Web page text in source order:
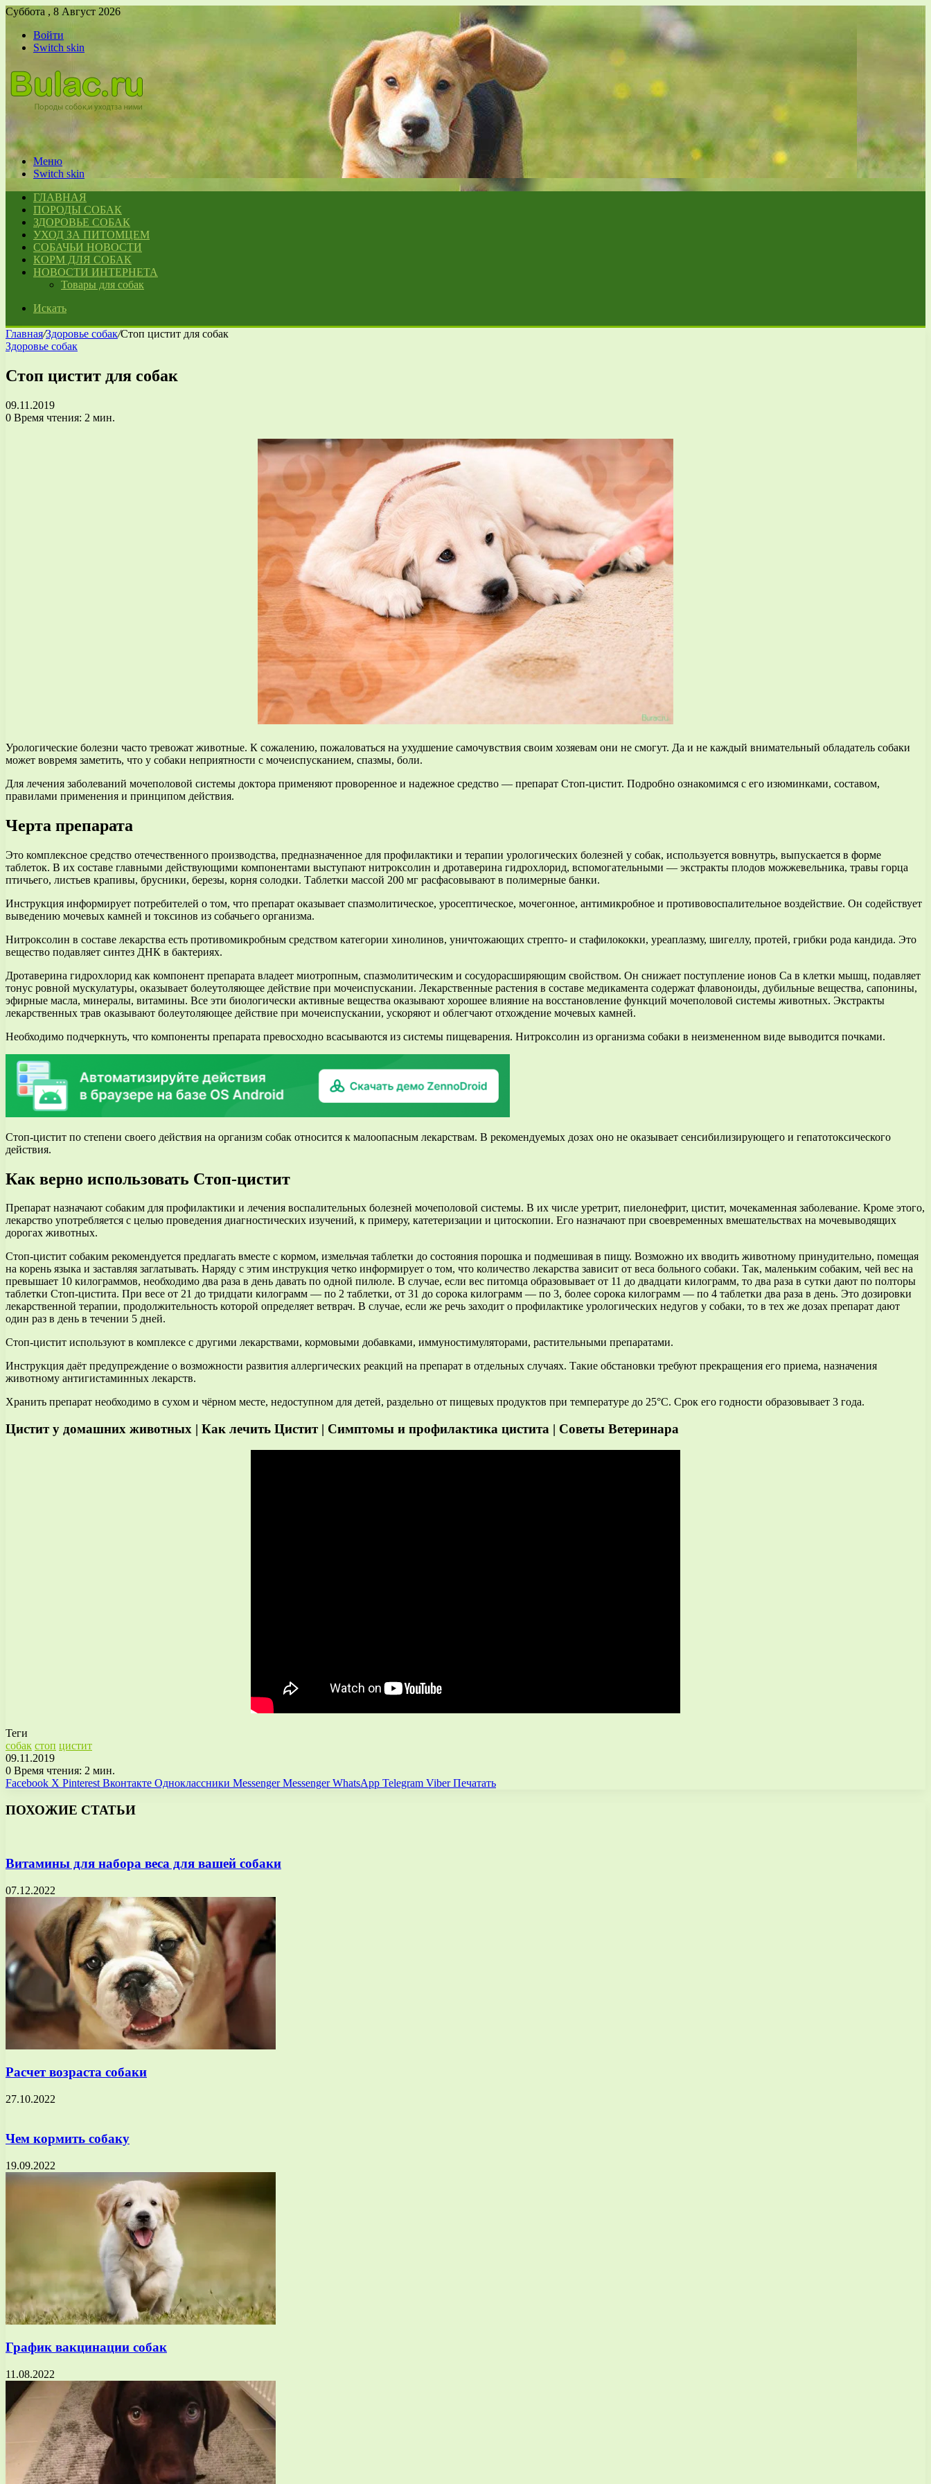
Суббота , 8 Август 2026
Войти
Switch skin
Меню
Switch skin
ГЛАВНАЯ
ПОРОДЫ СОБАК
ЗДОРОВЬЕ СОБАК
УХОД ЗА ПИТОМЦЕМ
СОБАЧЬИ НОВОСТИ
КОРМ ДЛЯ СОБАК
НОВОСТИ ИНТЕРНЕТА
Товары для собак
Искать
Главная/Здоровье собак/Стоп цистит для собак
Здоровье собак
Стоп цистит для собак
09.11.2019
0 Время чтения: 2 мин.
Урологические болезни часто тревожат животные. К сожалению, пожаловаться на ухудшение самочувствия своим хозяевам они не смогут. Да и не каждый внимательный обладатель собаки
может вовремя заметить, что у собаки неприятности с мочеиспусканием, спазмы, боли.
Для лечения заболеваний мочеполовой системы доктора применяют проворенное и надежное средство — препарат Стоп-цистит. Подробно ознакомимся с его изюминками, составом,
правилами применения и принципом действия.
Черта препарата
Это комплексное средство отечественного производства, предназначенное для профилактики и терапии урологических болезней у собак, используется вовнутрь, выпускается в форме
таблеток. В их составе главными действующими компонентами выступают нитроксолин и дротаверина гидрохлорид, вспомогательными — экстракты плодов можжевельника, травы горца
птичьего, листьев крапивы, брусники, березы, корня солодки. Таблетки массой 200 мг расфасовывают в полимерные банки.
Инструкция информирует потребителей о том, что препарат оказывает спазмолитическое, уросептическое, мочегонное, антимикробное и противовоспалительное воздействие. Он содействует
выведению мочевых камней и токсинов из собачьего организма.
Нитроксолин в составе лекарства есть противомикробным средством категории хинолинов, уничтожающих стрепто- и стафилококки, уреаплазму, шигеллу, протей, грибки рода кандида. Это
вещество подавляет синтез ДНК в бактериях.
Дротаверина гидрохлорид как компонент препарата владеет миотропным, спазмолитическим и сосудорасширяющим свойством. Он снижает поступление ионов Ca в клетки мышц, подавляет
тонус ровной мускулатуры, оказывает болеутоляющее действие при мочеиспускании. Лекарственные растения в составе медикамента содержат флавоноиды, дубильные вещества, сапонины,
эфирные масла, минералы, витамины. Все эти биологически активные вещества оказывают хорошее влияние на восстановление функций мочеполовой системы животных. Экстракты
лекарственных трав оказывают болеутоляющее действие при мочеиспускании, ускоряют и облегчают отхождение мочевых камней.
Необходимо подчеркнуть, что компоненты препарата превосходно всасываются из системы пищеварения. Нитроксолин из организма собаки в неизмененном виде выводится почками.
Стоп-цистит по степени своего действия на организм собак относится к малоопасным лекарствам. В рекомендуемых дозах оно не оказывает сенсибилизирующего и гепатотоксического
действия.
Как верно использовать Стоп-цистит
Препарат назначают собаким для профилактики и лечения воспалительных болезней мочеполовой системы. В их числе уретрит, пиелонефрит, цистит, мочекаменная заболевание. Кроме этого,
лекарство употребляется с целью проведения диагностических изучений, к примеру, катетеризации и цитоскопии. Его назначают при своевременных вмешательствах на мочевыводящих
дорогах животных.
Стоп-цистит собаким рекомендуется предлагать вместе с кормом, измельчая таблетки до состояния порошка и подмешивая в пищу. Возможно их вводить животному принудительно, помещая
на корень языка и заставляя заглатывать. Наряду с этим инструкция четко информирует о том, что количество лекарства зависит от веса больного собаки. Так, маленьким собаким, чей вес на
превышает 10 килограммов, необходимо два раза в день давать по одной пилюле. В случае, если вес питомца образовывает от 11 до двадцати килограмм, то два раза в сутки дают по полторы
таблетки Стоп-цистита. При весе от 21 до тридцати килограмм — по 2 таблетки, от 31 до сорока килограмм — по 3, более сорока килограмм — по 4 таблетки два раза в день. Это дозировки
лекарственной терапии, продолжительность которой определяет ветврач. В случае, если же речь заходит о профилактике урологических недугов у собаки, то в тех же дозах препарат дают
один раз в день в течении 5 дней.
Стоп-цистит используют в комплексе с другими лекарствами, кормовыми добавками, иммуностимуляторами, растительными препаратами.
Инструкция даёт предупреждение о возможности развития аллергических реакций на препарат в отдельных случаях. Такие обстановки требуют прекращения его приема, назначения
животному антигистаминных лекарств.
Хранить препарат необходимо в сухом и чёрном месте, недоступном для детей, раздельно от пищевых продуктов при температуре до 25°С. Срок его годности образовывает 3 года.
Цистит у домашних животных | Как лечить Цистит | Симптомы и профилактика цистита | Советы Ветеринара
Теги
собак стоп цистит
09.11.2019
0 Время чтения: 2 мин.
Facebook X Pinterest Вконтакте Одноклассники Messenger Messenger WhatsApp Telegram Viber Печатать
ПОХОЖИЕ СТАТЬИ
Витамины для набора веса для вашей собаки
07.12.2022
Расчет возраста собаки
27.10.2022
Чем кормить собаку
19.09.2022
График вакцинации собак
11.08.2022